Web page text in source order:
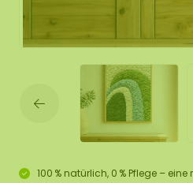
100 % natürlich, 0 % Pflege –